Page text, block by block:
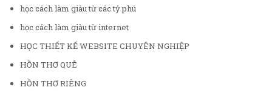
học cách làm giàu từ các tỷ phú
học cách làm giàu từ internet
HỌC THIẾT KẾ WEBSITE CHUYÊN NGHIỆP
HỒN THƠ QUÊ
HỒN THƠ RIÊNG